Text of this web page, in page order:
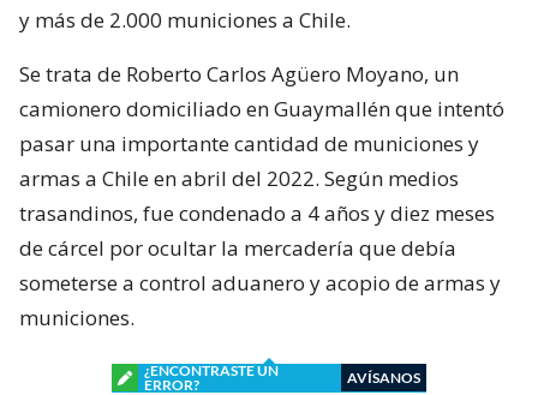
y más de 2.000 municiones a Chile.
Se trata de Roberto Carlos Agüero Moyano, un
camionero domiciliado en Guaymallén que intentó
pasar una importante cantidad de municiones y
armas a Chile en abril del 2022. Según medios
trasandinos, fue condenado a 4 años y diez meses
de cárcel por ocultar la mercadería que debía
someterse a control aduanero y acopio de armas y
municiones.
¿ENCONTRASTE UN
ERROR?
AVÍSANOS